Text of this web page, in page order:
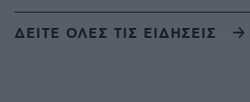
ΔΕΙΤΕ ΟΛΕΣ ΤΙΣ ΕΙΔΗΣΕΙΣ